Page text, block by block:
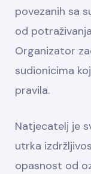
povezanih sa
od
Organizator
sudionicima
pravila.
Natjecatelj je
utrka
opasnost od